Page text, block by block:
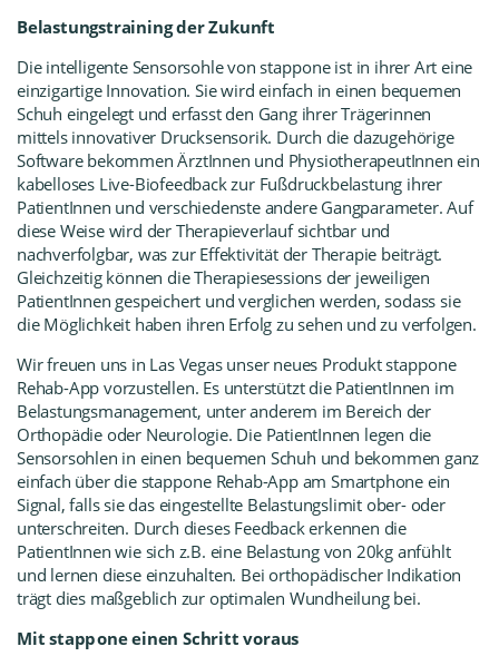
Belastungstraining der Zukunft
Die intelligente Sensorsohle von stappone ist in ihrer Art eine
einzigartige Innovation. Sie wird einfach in einen bequemen
Schuh eingelegt und erfasst den Gang ihrer Trägerinnen
mittels innovativer Drucksensorik. Durch die dazugehörige
Software bekommen ÄrztInnen und PhysiotherapeutInnen ein
kabelloses Live-Biofeedback zur Fußdruckbelastung ihrer
PatientInnen und verschiedenste andere Gangparameter. Auf
diese Weise wird der Therapieverlauf sichtbar und
nachverfolgbar, was zur Effektivität der Therapie beiträgt.
Gleichzeitig können die Therapiesessions der jeweiligen
PatientInnen gespeichert und verglichen werden, sodass sie
die Möglichkeit haben ihren Erfolg zu sehen und zu verfolgen.
Wir freuen uns in Las Vegas unser neues Produkt stappone
Rehab-App vorzustellen. Es unterstützt die PatientInnen im
Belastungsmanagement, unter anderem im Bereich der
Orthopädie oder Neurologie. Die PatientInnen legen die
Sensorsohlen in einen bequemen Schuh und bekommen ganz
einfach über die stappone Rehab-App am Smartphone ein
Signal, falls sie das eingestellte Belastungslimit ober- oder
unterschreiten. Durch dieses Feedback erkennen die
PatientInnen wie sich z.B. eine Belastung von 20kg anfühlt
und lernen diese einzuhalten. Bei orthopädischer Indikation
trägt dies maßgeblich zur optimalen Wundheilung bei.
Mit stappone einen Schritt voraus